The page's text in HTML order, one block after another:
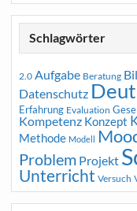
Schlagwörter
2.0 Aufgabe Beratung
Datenschutz
Erfahrung Evaluation
Kompetenz Konzept
Methode Modell
Problem Projekt
Unterricht Versuch